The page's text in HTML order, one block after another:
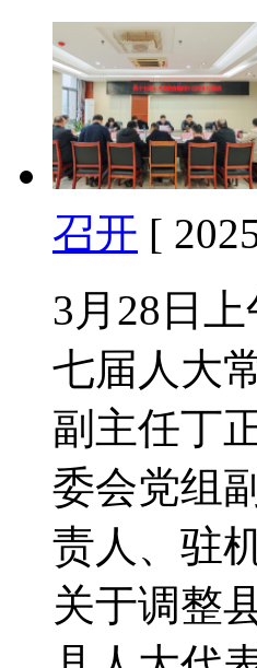
召开 [
3月28日
七届人大
副主任丁
委会党组
责人、驻
关于调整